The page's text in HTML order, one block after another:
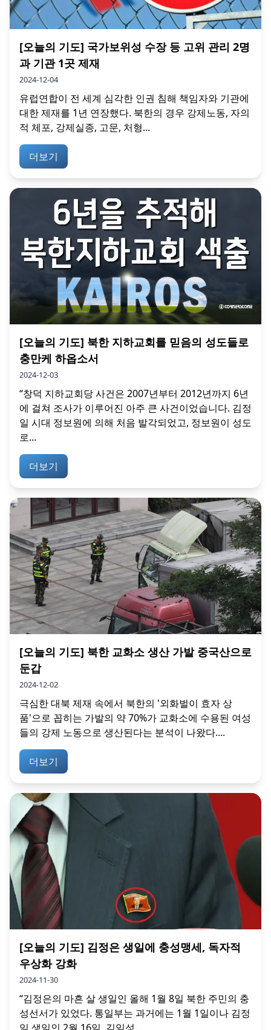
[오늘의 기도] 국가보위성 수장 등 고위 관리 2명
과 기관 1곳 제재
2024-12-04
유럽연합이 전 세계 심각한 인권 침해 책임자와 기관에
대한 제재를 1년 연장했다. 북한의 경우 강제노동, 자의
적 체포, 강제실종, 고문, 처형...
더보기
[오늘의 기도] 북한 지하교회를 믿음의 성도들로
충만케 하옵소서
2024-12-03
“창덕 지하교회당 사건은 2007년부터 2012년까지 6년
에 걸쳐 조사가 이루어진 아주 큰 사건이었습니다. 김정
일 시대 정보원에 의해 처음 발각되었고, 정보원이 성도
로...
더보기
[오늘의 기도] 북한 교화소 생산 가발 중국산으로
둔갑
2024-12-02
극심한 대북 제재 속에서 북한의 '외화벌이 효자 상
품'으로 꼽히는 가발의 약 70%가 교화소에 수용된 여성
들의 강제 노동으로 생산된다는 분석이 나왔다....
더보기
[오늘의 기도] 김정은 생일에 충성맹세, 독자적
우상화 강화
2024-11-30
“김정은의 마흔 살 생일인 올해 1월 8일 북한 주민의 충
성선서가 있었다. 통일부는 과거에는 1월 1일이나 김정